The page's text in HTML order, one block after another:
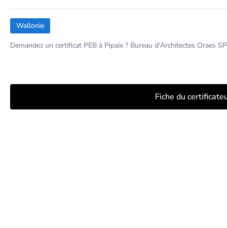
Wallonie
Demandez un certificat PEB à Pipaix ? Bureau d'Architectes Oraes
Fiche du